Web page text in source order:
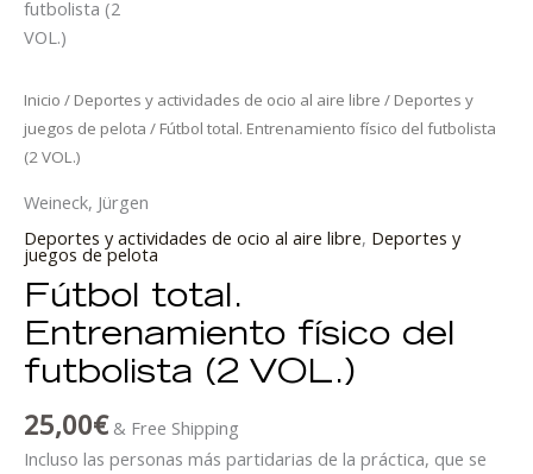
Inicio / Deportes y actividades de ocio al aire libre / Deportes y
juegos de pelota / Fútbol total. Entrenamiento físico del futbolista
(2 VOL.)
Weineck, Jürgen
Deportes y actividades de ocio al aire libre, Deportes y
juegos de pelota
Fútbol total.
Entrenamiento físico del
futbolista (2 VOL.)
25,00€ & Free Shipping
Incluso las personas más partidarias de la práctica, que se
del
futbolista
VOL.)
cantidad